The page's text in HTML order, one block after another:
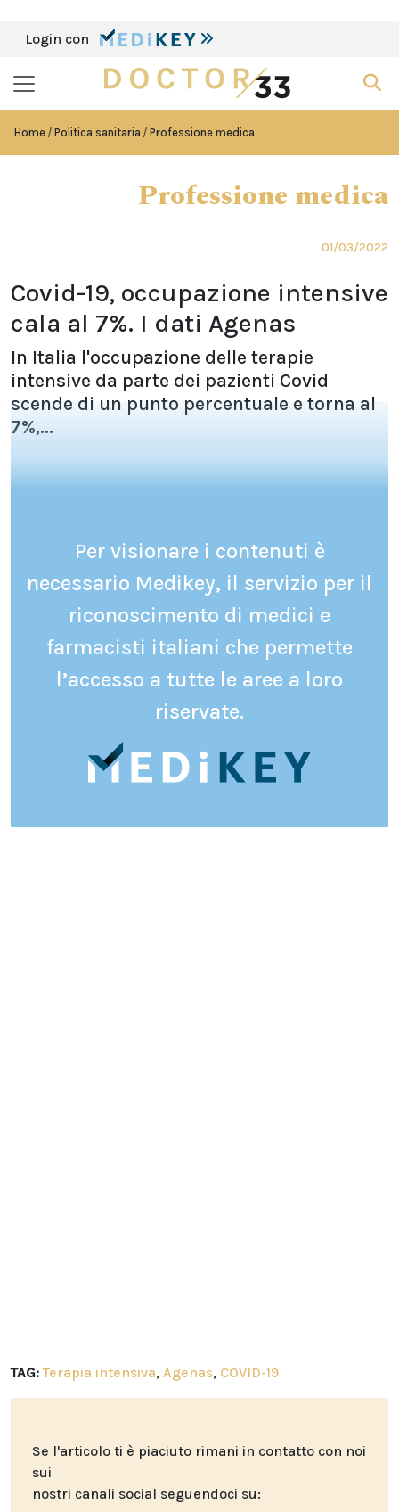
Login con
Home Politica sanitaria Professione medica
Professione medica
01/03/2022
Covid-19, occupazione intensive
cala al 7%. I dati Agenas
In Italia l'occupazione delle terapie
intensive da parte dei pazienti Covid
scende di un punto percentuale e torna al
7%,...
Per visionare i contenuti è
necessario Medikey, il servizio per il
riconoscimento di medici e
farmacisti italiani che permette
l’accesso a tutte le aree a loro
riservate.
TAG: Terapia intensiva, Agenas, COVID-19
Se l'articolo ti è piaciuto rimani in contatto con noi
sui
nostri canali social seguendoci su: